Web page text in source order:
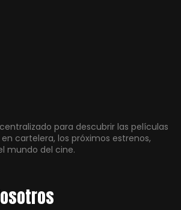
para descubrir las películas
cartelera, los próximos estrenos,
mundo del cine.